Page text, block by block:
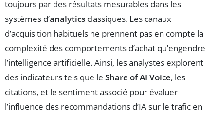
toujours par des résultats mesurables dans les
systèmes d’analytics classiques. Les canaux
d’acquisition habituels ne prennent pas en compte la
complexité des comportements d’achat qu’engendre
l’intelligence artificielle. Ainsi, les analystes explorent
des indicateurs tels que le Share of AI Voice, les
citations, et le sentiment associé pour évaluer
l’influence des recommandations d’IA sur le trafic en